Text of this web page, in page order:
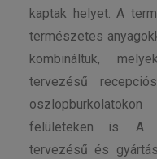
kaptak helyet. A
természetes
kombináltuk,
tervezésű
felületeken is. A
tervezésű és